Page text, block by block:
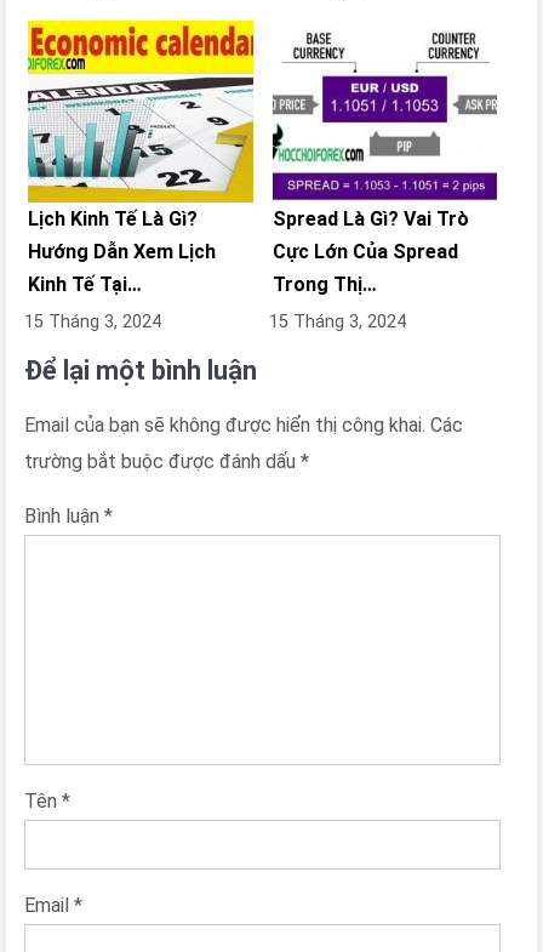
Lịch Kinh Tế Là Gì?
Hướng Dẫn Xem Lịch
Kinh Tế Tại…
15 Tháng 3, 2024
Spread Là Gì? Vai Trò
Cực Lớn Của Spread
Trong Thị…
15 Tháng 3, 2024
Để lại một bình luận
Email của bạn sẽ không được hiển thị công khai. Các
trường bắt buộc được đánh dấu *
Bình luận *
Tên *
Email *